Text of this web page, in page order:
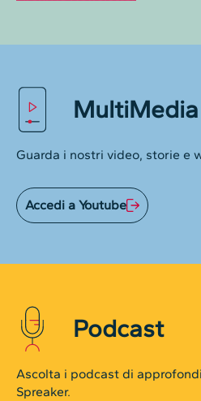
MultiMedia
Guarda i nostri video, storie e
Accedi a Youtube
Podcast
Ascolta i podcast di
Spreaker.